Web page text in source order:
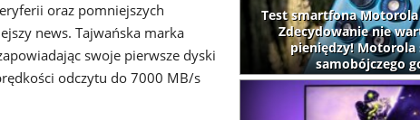
oraz pomniejszych
news. Tajwańska marka
swoje pierwsze dyski
odczytu do 7000 MB/s
Test smartfona
Zdecydowanie nie
pieniędzy! Motorola
samobójczego